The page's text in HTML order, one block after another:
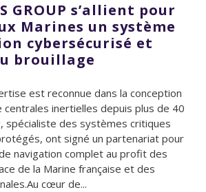
GROUP s’allient pour
Marines un système
cybersécurisé et
brouillage
est reconnue dans la conception
centrales inertielles depuis plus de 40
spécialiste des systèmes critiques
ont signé un partenariat pour
navigation complet au profit des
de la Marine française et des
cœur de...